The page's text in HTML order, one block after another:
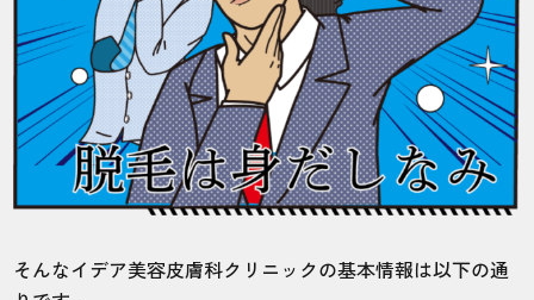
そんなイデア美容皮膚科クリニックの基本情報は以下の通